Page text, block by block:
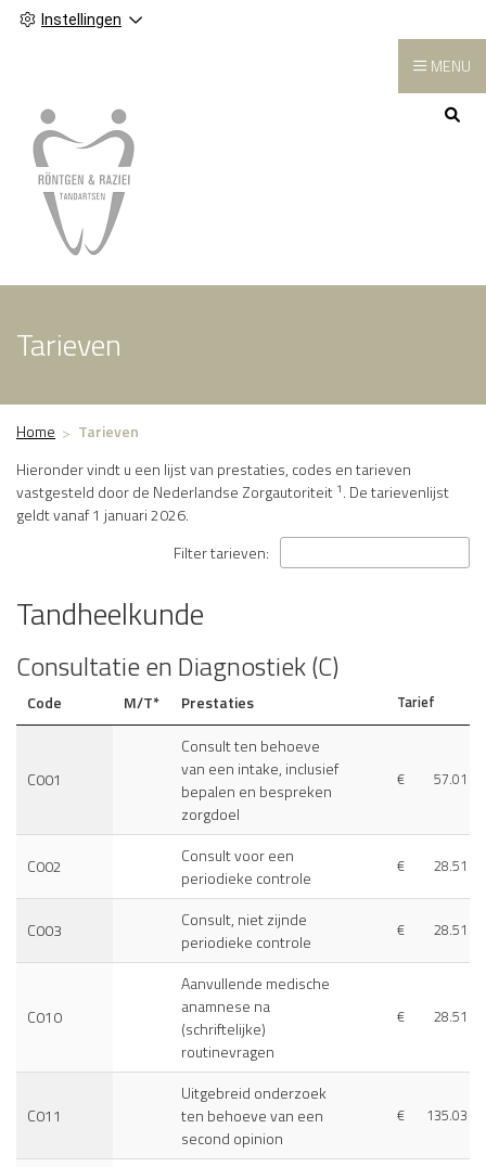
Instellingen
Hoofdmenu
MENU
Tarieven
Home
Tarieven
Hieronder vindt u een lijst van prestaties, codes en tarieven
vastgesteld door de Nederlandse Zorgautoriteit 1. De tarievenlijst
geldt vanaf 1 januari 2026.
Filter tarieven:
Tandheelkunde
Consultatie en Diagnostiek (C)
Code M/T* Prestaties Tarief
C001
Consult ten behoeve
van een intake, inclusief
bepalen en bespreken
zorgdoel
€ 57.01
C002
Consult voor een
periodieke controle
€ 28.51
C003
Consult, niet zijnde
periodieke controle
€ 28.51
C010
Aanvullende medische
anamnese na
(schriftelijke)
routinevragen
€ 28.51
C011
Uitgebreid onderzoek
ten behoeve van een
second opinion
€ 135.03